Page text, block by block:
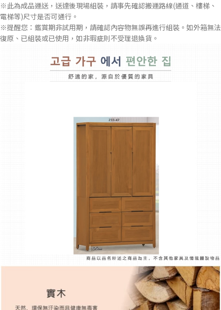
※此為成品運送，送達後現場組裝，請事先確認搬運路線(通道、樓梯、
電梯等)尺寸是否可通行。
※提醒您：鑑賞期非試用期，請確認內容物無誤再進行組裝。如外箱無法
復原、已組裝或已使用，如非瑕疵則不受理退換貨。